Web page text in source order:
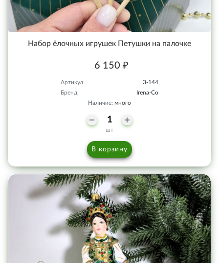
Набор ёлочных игрушек Петушки на палочке
6 150 ₽
Артикул
3-144
Бренд
Irena-Co
Наличие: много
шт
В корзину